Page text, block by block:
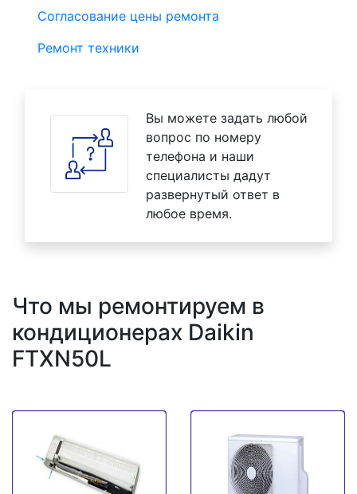
Согласование цены ремонта
Ремонт техники
Вы можете задать любой
вопрос по номеру
телефона и наши
специалисты дадут
развернутый ответ в
любое время.
Что мы ремонтируем в
кондиционерах Daikin
FTXN50L